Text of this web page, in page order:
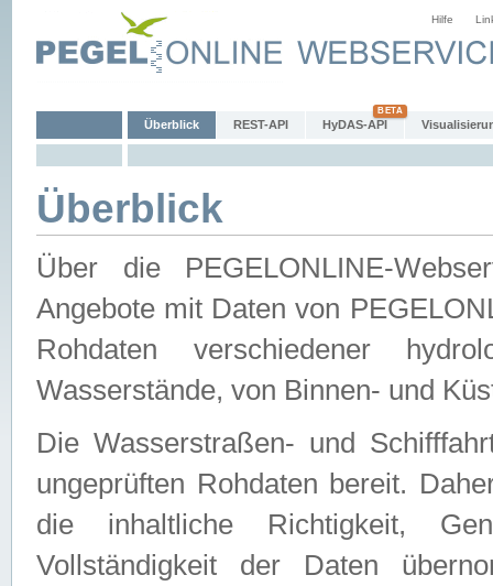
Hilfe
Überblick REST-API HyDAS-API
Überblick
Über die PEGELONLINE-
Angebote mit Daten von
Rohdaten verschiedener
Wasserstände, von Binnen- und
Die Wasserstraßen- und
ungeprüften Rohdaten bereit.
die inhaltliche Richtigkeit,
Vollständigkeit der Daten